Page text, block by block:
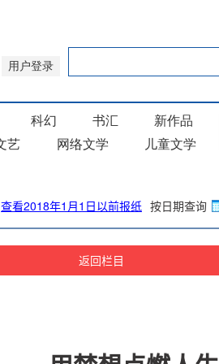
查看2018年1月1日以前报纸 按日期查询
返回栏目